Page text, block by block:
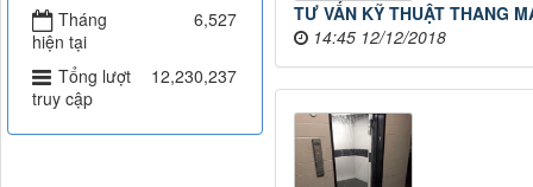
TƯ VẤN KỸ THUẬT THANG
14:45 12/12/2018
Tháng
hiện tại
6,527
Tổng lượt
truy cập
12,230,237